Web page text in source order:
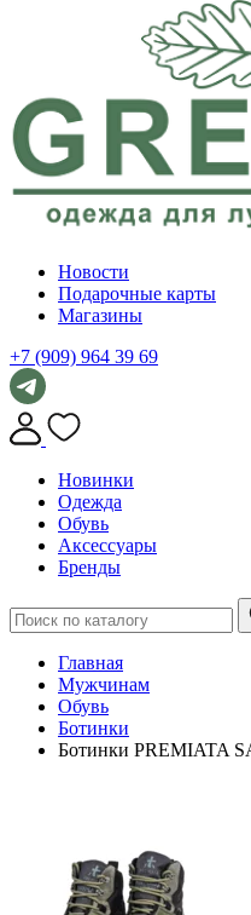
Новости
Подарочные карты
Магазины
+7 (909) 964 39 69
Новинки
Одежда
Обувь
Аксессуары
Бренды
Главная
Мужчинам
Обувь
Ботинки
Ботинки PREMIATA